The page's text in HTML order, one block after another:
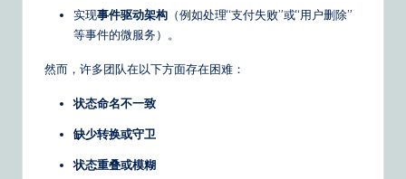
实现事件驱动架构 （例如处理“支付失败”或“用户删除”
等事件的微服务）。
然而，许多团队在以下方面存在困难：
状态命名不一致
缺少转换或守卫
状态重叠或模糊